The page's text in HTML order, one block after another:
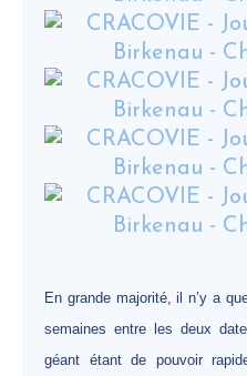
En grande majorité, il n’y a
semaines entre les deux
géant étant de pouvoir